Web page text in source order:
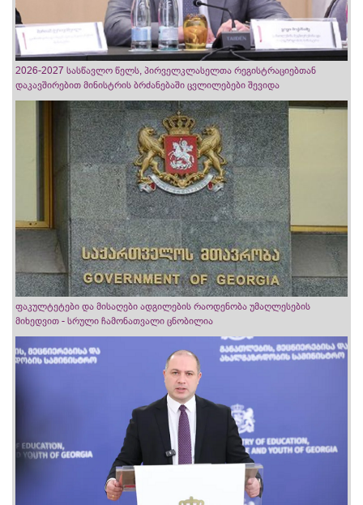
2026-2027 სასწავლო წელს, პირველკლასელთა რეგისტრაციებთან
დაკავშირებით მინისტრის ბრძანებაში ცვლილებები შევიდა
ფაკულტეტები და მისაღები ადგილების რაოდენობა უმაღლესების
მიხედვით - სრული ჩამონათვალი ცნობილია